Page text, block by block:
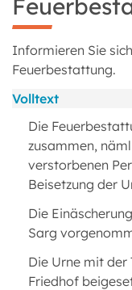
Informieren Sie
Feuerbestattung.
Volltext
Die
zusammen,
verstorbenen
Beisetzung der
Die
Sarg
Die Urne mit der
Friedhof